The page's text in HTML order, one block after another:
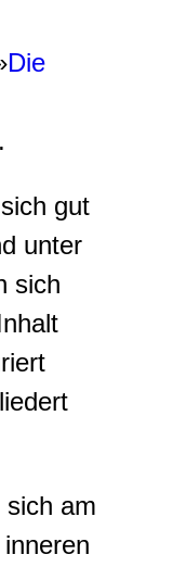
Die
gut
unter
sich
am